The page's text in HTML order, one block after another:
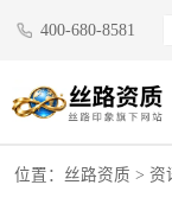
400-680-8581
位置： 丝路资质 > 资